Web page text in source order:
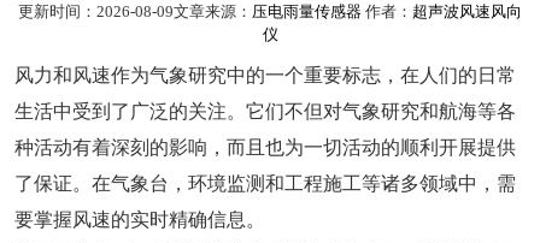
更新时间：2026-08-09文章来源： 压电雨量传感器 作者： 超声波风速风向
仪
风力和风速作为气象研究中的一个重要标志，在人们的日常
生活中受到了广泛的关注。它们不但对气象研究和航海等各
种活动有着深刻的影响，而且也为一切活动的顺利开展提供
了保证。在气象台，环境监测和工程施工等诸多领域中，需
要掌握风速的实时精确信息。